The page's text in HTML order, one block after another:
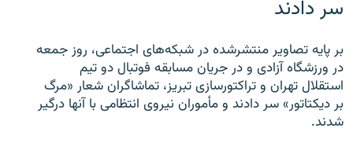
سر دادند
بر پایه تصاویر منتشرشده در شبکه‌های اجتماعی، روز جمعه
در ورزشگاه آزادی و در جریان مسابقه فوتبال دو تیم
استقلال تهران و تراکتورسازی تبریز، تماشاگران شعار «مرگ
بر دیکتاتور» سر دادند و مأموران نیروی انتظامی با آنها درگیر
شدند.